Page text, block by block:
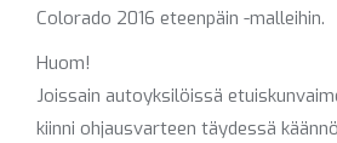
Colorado 2016 eteenpäin -malleihin.
Huom!
Joissain autoyksilöissä
kiinni ohjausvarteen täydessä